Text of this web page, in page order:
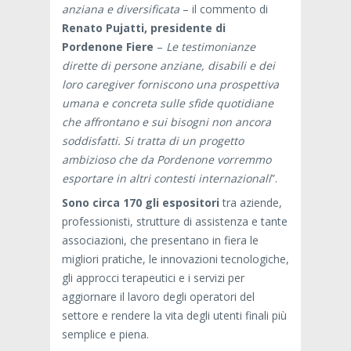
anziana e diversificata – il commento di
Renato Pujatti, presidente di
Pordenone Fiere – Le testimonianze
dirette di persone anziane, disabili e dei
loro caregiver forniscono una prospettiva
umana e concreta sulle sfide quotidiane
che affrontano e sui bisogni non ancora
soddisfatti. Si tratta di un progetto
ambizioso che da Pordenone vorremmo
esportare in altri contesti internazionali”.
Sono circa 170 gli espositori tra aziende,
professionisti, strutture di assistenza e tante
associazioni, che presentano in fiera le
migliori pratiche, le innovazioni tecnologiche,
gli approcci terapeutici e i servizi per
aggiornare il lavoro degli operatori del
settore e rendere la vita degli utenti finali più
semplice e piena.